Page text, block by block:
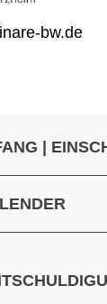
bw.de
|